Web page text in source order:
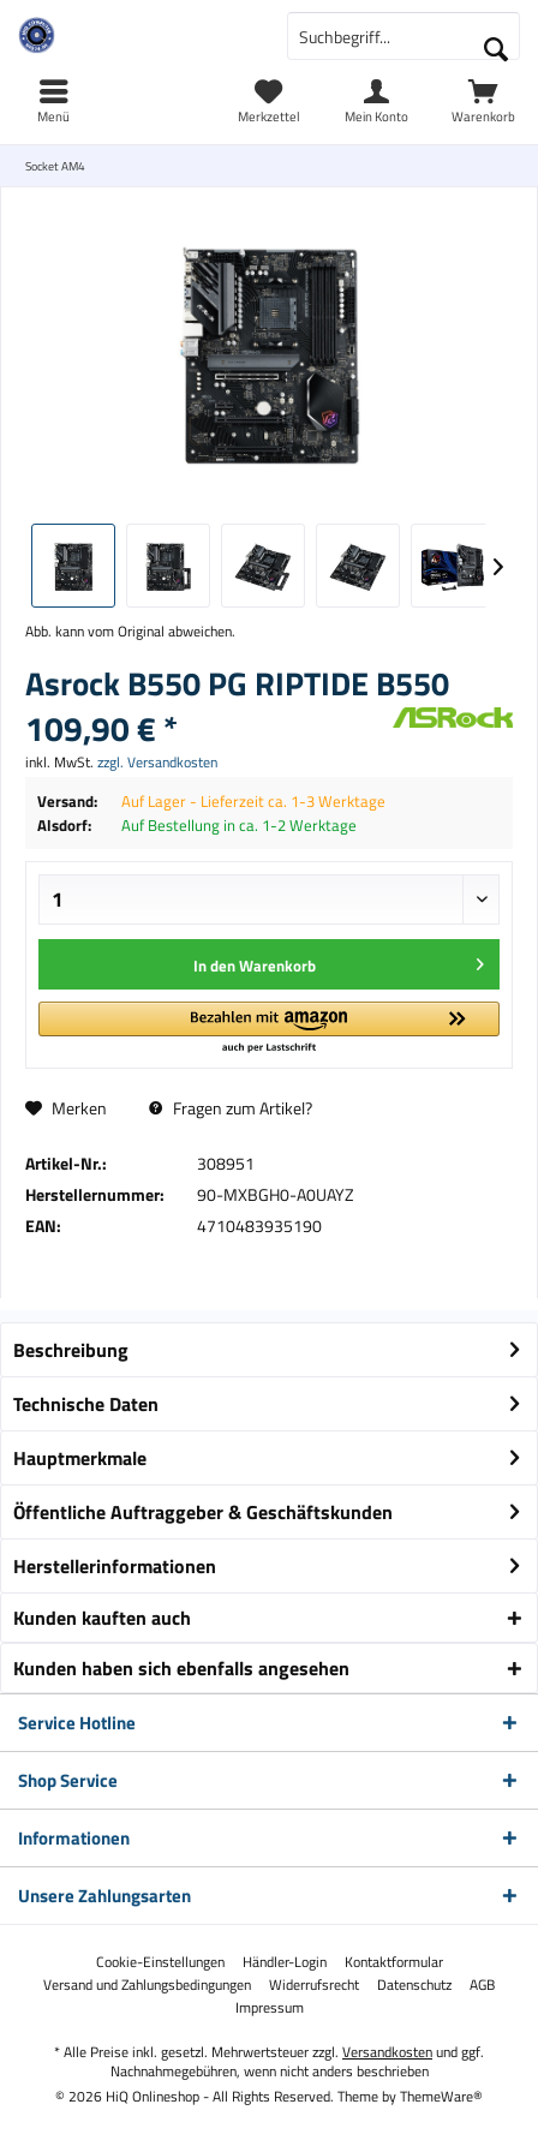
Warenkorb
Merkzettel Mein Konto
Menü
Socket AM4
Abb. kann vom Original abweichen.
Asrock B550 PG RIPTIDE B550
109,90 € *
inkl. MwSt. zzgl. Versandkosten
Versand:
Auf Lager - Lieferzeit ca. 1-3 Werktage
Alsdorf:
Auf Bestellung in ca. 1-2 Werktage
In denWarenkorb
Merken Fragen zum Artikel?
Artikel-Nr.:
308951
Herstellernummer:
90-MXBGH0-A0UAYZ
EAN:
4710483935190
Beschreibung
Technische Daten
Hauptmerkmale
Öffentliche Auftraggeber & Geschäftskunden
Herstellerinformationen
Kunden kauften auch
Kunden haben sich ebenfalls angesehen
Service Hotline
Shop Service
Informationen
Unsere Zahlungsarten
Cookie-Einstellungen Händler-Login
Kontaktformular
Versand und Zahlungsbedingungen
Widerrufsrecht Datenschutz
AGB
Impressum
* Alle Preise inkl. gesetzl. Mehrwertsteuer zzgl. Versandkostenund ggf.
Nachnahmegebühren, wenn nicht anders beschrieben
© 2026 HiQ Onlineshop - All Rights Reserved. Theme byThemeWare®